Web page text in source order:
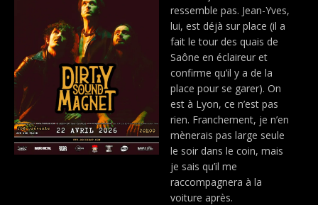
ressemble pas. Jean-Yves,
lui, est déjà sur place (il a
fait le tour des quais de
Saône en éclaireur et
confirme qu’il y a de la
place pour se garer). On
est à Lyon, ce n’est pas
rien. Franchement, je n’en
mènerais pas large seule
le soir dans le coin, mais
je sais qu’il me
raccompagnera à la
voiture après.